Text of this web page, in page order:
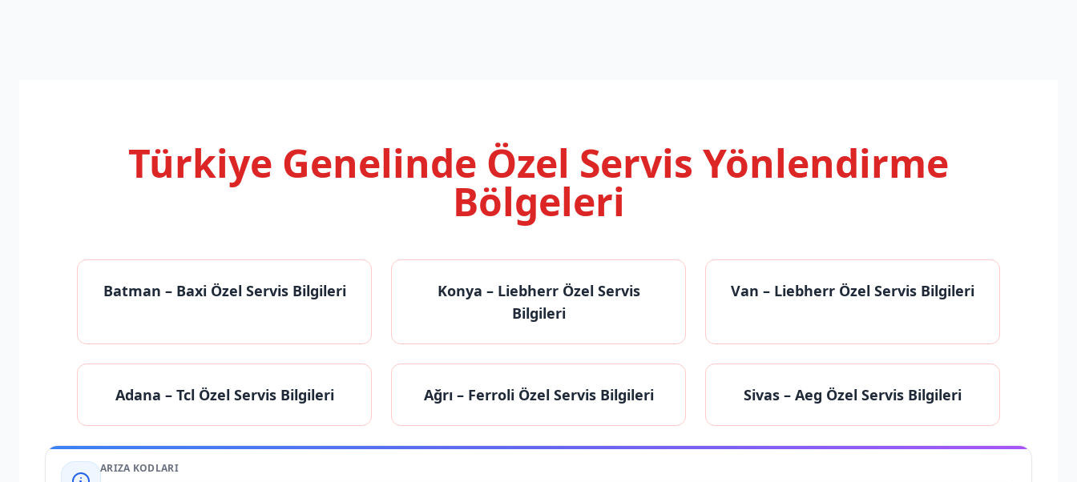
Türkiye Genelinde Özel Servis Yönlendirme
Bölgeleri
Batman – Baxi Özel Servis Bilgileri Konya – Liebherr Özel Servis
Bilgileri
Van – Liebherr Özel Servis Bilgileri
Adana – Tcl Özel Servis Bilgileri Ağrı – Ferroli Özel Servis Bilgileri Sivas – Aeg Özel Servis Bilgileri
ARIZA KODLARI